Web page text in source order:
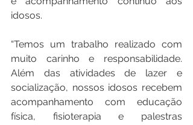
idosos.
“Temos um trabalho realizado com
muito carinho e responsabilidade.
Além das atividades de lazer e
socialização, nossos idosos recebem
acompanhamento com educação
física, fisioterapia e palestras